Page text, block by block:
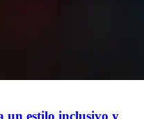
un estilo inclusivo y